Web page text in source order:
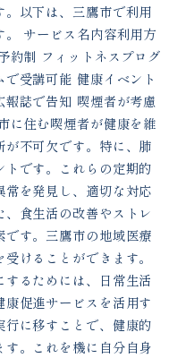
。以下は、三鷹市で利用
サービス名内容利用方
約制 フィットネスプログ
受講可能 健康イベント
誌で告知 喫煙者が考慮
に住む喫煙者が健康を維
不可欠です。特に、肺
です。これらの定期的
を発見し、適切な対応
食生活の改善やストレ
す。三鷹市の地域医療
けることができます。
るためには、日常生活
促進サービスを活用す
行に移すことで、健康的
。これを機に自分自身